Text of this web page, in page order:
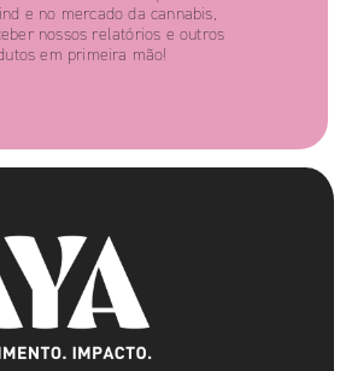
e no mercado da cannabis,
nossos relatórios e outros
em primeira mão!